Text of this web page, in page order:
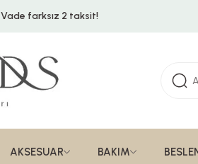
Vade farksız 2 taksit!
AKSESUAR BAKIM